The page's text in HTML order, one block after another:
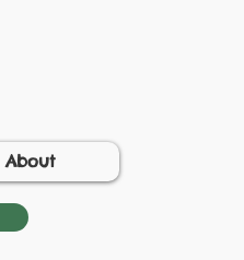
About